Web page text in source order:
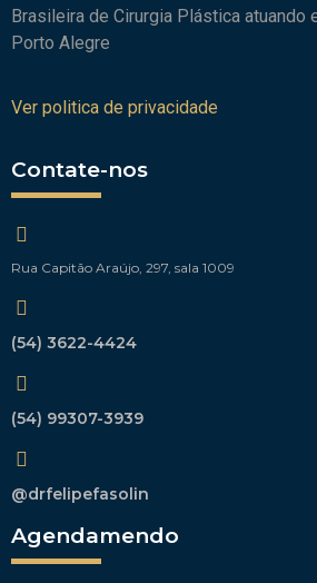
Brasileira de Cirurgia Plástica atuando
Porto Alegre
Ver politica de privacidade
Contate-nos
Rua Capitão Araújo, 297, sala 1009
(54) 3622-4424
(54) 99307-3939
@drfelipefasolin
Agendamendo